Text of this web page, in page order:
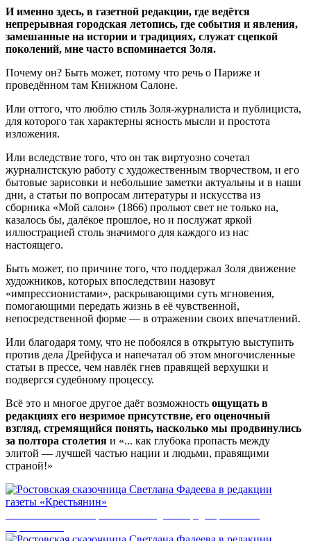
И именно здесь, в газетной редакции, где ведётся
непрерывная городская летопись, где события и явления,
замешанные на истории и традициях, служат сцепкой
поколений, мне часто вспоминается Золя.
Почему он? Быть может, потому что речь о Париже и
проведённом там Книжном Салоне.
Или оттого, что люблю стиль Золя-журналиста и публициста,
для которого так характерны ясность мысли и простота
изложения.
Или вследствие того, что он так виртуозно сочетал
журналистскую работу с художественным творчеством, и его
бытовые зарисовки и небольшие заметки актуальны и в наши
дни, а статьи по вопросам литературы и искусства из
сборника «Мой салон» (1866) прольют свет не только на,
казалось бы, далёкое прошлое, но и послужат яркой
иллюстрацией столь значимого для каждого из нас
настоящего.
Быть может, по причине того, что поддержал Золя движение
художников, которых впоследствии назовут
«импрессионистами», раскрывающими суть мгновения,
помогающими передать жизнь в её чувственной,
непосредственной форме — в отражении своих впечатлений.
Или благодаря тому, что не побоялся в открытую выступить
против дела Дрейфуса и напечатал об этом многочисленные
статьи в прессе, чем навлёк гнев правящей верхушки и
подвергся судебному процессу.
Всё это и многое другое даёт возможность ощущать в
редакциях его незримое присутствие, его оценочный
взгляд, стремящийся понять, насколько мы продвинулись
за полтора столетия и «... как глубока пропасть между
элитой — лучшей частью нации и людьми, правящими
страной!»